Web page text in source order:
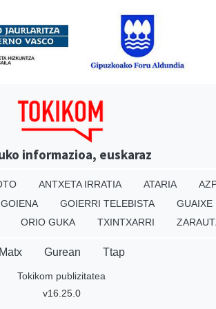
informazioa, euskaraz
ANTXETA IRRATIA ATARIA
GOIENA GOIERRI TELEBISTA
GUAIXE
ORIO GUKA TXINTXARRI
Matx Gurean Ttap
Tokikom publizitatea
v16.25.0